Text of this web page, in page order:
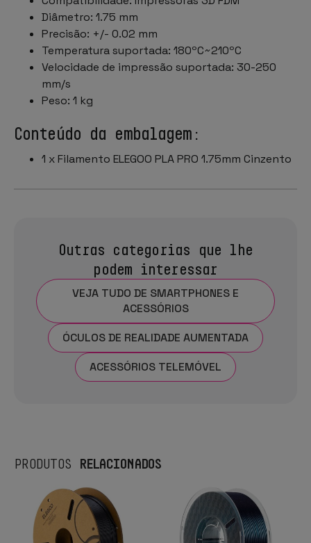
Diâmetro: 1.75 mm
Precisão: +/- 0.02 mm
Temperatura suportada: 180ºC~210ºC
Velocidade de impressão suportada: 30-250
mm/s
Peso: 1 kg
Conteúdo da embalagem:
1 x Filamento ELEGOO PLA PRO 1.75mm Cinzento
Outras categorias que lhe
podem interessar
VEJA TUDO DE SMARTPHONES E
ACESSÓRIOS
ÓCULOS DE REALIDADE AUMENTADA
ACESSÓRIOS TELEMÓVEL
PRODUTOS RELACIONADOS